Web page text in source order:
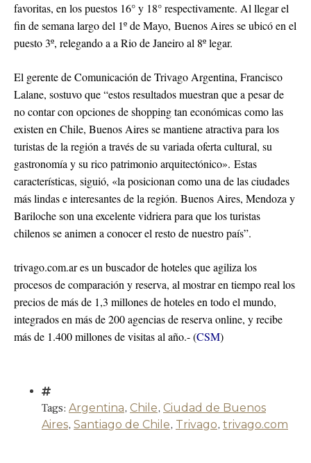
favoritas, en los puestos 16° y 18° respectivamente. Al llegar el
fin de semana largo del 1º de Mayo, Buenos Aires se ubicó en el
puesto 3º, relegando a a Rio de Janeiro al 8º legar.
El gerente de Comunicación de Trivago Argentina, Francisco
Lalane, sostuvo que “estos resultados muestran que a pesar de
no contar con opciones de shopping tan económicas como las
existen en Chile, Buenos Aires se mantiene atractiva para los
turistas de la región a través de su variada oferta cultural, su
gastronomía y su rico patrimonio arquitectónico». Estas
características, siguió, «la posicionan como una de las ciudades
más lindas e interesantes de la región. Buenos Aires, Mendoza y
Bariloche son una excelente vidriera para que los turistas
chilenos se animen a conocer el resto de nuestro país”.
trivago.com.ar es un buscador de hoteles que agiliza los
procesos de comparación y reserva, al mostrar en tiempo real los
precios de más de 1,3 millones de hoteles en todo el mundo,
integrados en más de 200 agencias de reserva online, y recibe
más de 1.400 millones de visitas al año.- (CSM)
Tags: Argentina, Chile, Ciudad de Buenos
Aires, Santiago de Chile, Trivago, trivago.com